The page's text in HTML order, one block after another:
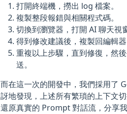
打開終端機，撈出 log 檔案。
複製整段報錯與相關程式碼。
切換到瀏覽器，打開 AI 聊天視
得到修改建議後，複製回編輯器
重複以上步驟，直到修復，然
送。
而在這一次的開發中，我們採用了
訝地發現，上述所有繁瑣的上下文
還原真實的 Prompt 對話流，分享